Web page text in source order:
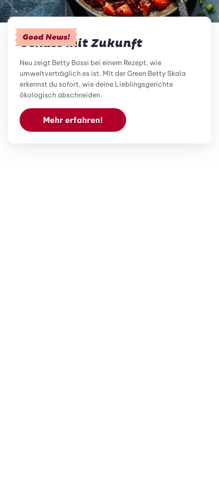
Good News!
Genuss mit Zukunft
Neu zeigt Betty Bossi bei einem Rezept, wie
umweltverträglich es ist. Mit der Green Betty Skala
erkennst du sofort, wie deine Lieblingsgerichte
ökologisch abschneiden.
Mehr erfahren!